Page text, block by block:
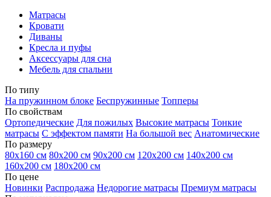
Матрасы
Кровати
Диваны
Кресла и пуфы
Аксессуары для сна
Мебель для спальни
По типу
На пружинном блоке Беспружинные Топперы
По свойствам
Ортопедические Для пожилых Высокие матрасы Тонкие
матрасы С эффектом памяти На большой вес Анатомические
По размеру
80х160 см 80х200 см 90х200 см 120х200 см 140х200 см
160х200 см 180х200 см
По цене
Новинки Распродажа Недорогие матрасы Премиум матрасы